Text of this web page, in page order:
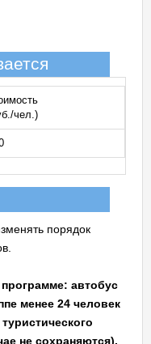
чел.)
порядок
автобус
менее 24 человек
не сохраняются).